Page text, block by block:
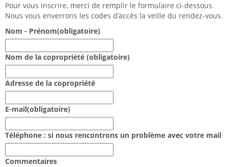
Pour vous inscrire, merci de remplir le formulaire ci-dessous.
Nous vous enverrons les codes d’accès la veille du rendez-vous.
Nom - Prénom(obligatoire)
Nom de la copropriété (obligatoire)
Adresse de la copropriété
E-mail(obligatoire)
Téléphone : si nous rencontrons un problème avec votre mail
Commentaires